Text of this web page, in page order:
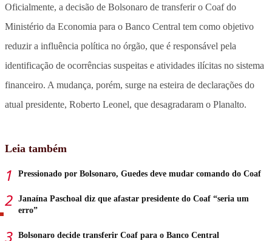
Oficialmente, a decisão de Bolsonaro de transferir o Coaf do
Ministério da Economia para o Banco Central tem como objetivo
reduzir a influência política no órgão, que é responsável pela
identificação de ocorrências suspeitas e atividades ilícitas no sistema
financeiro. A mudança, porém, surge na esteira de declarações do
atual presidente, Roberto Leonel, que desagradaram o Planalto.
Leia também
Pressionado por Bolsonaro, Guedes deve mudar comando do Coaf
Janaína Paschoal diz que afastar presidente do Coaf “seria um
erro”
Bolsonaro decide transferir Coaf para o Banco Central